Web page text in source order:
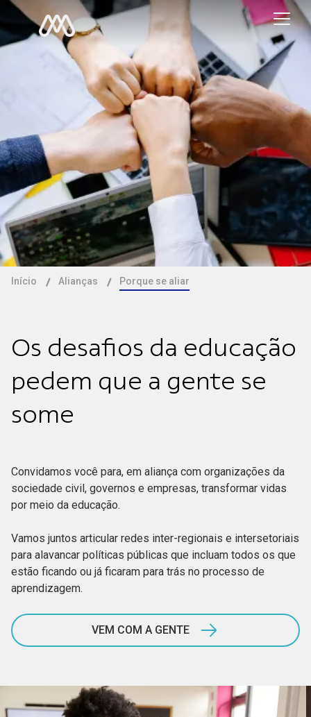
Início Alianças Porque se aliar
Os desafios da educação
pedem que a gente se
some
Convidamos você para, em aliança com organizações da
sociedade civil, governos e empresas, transformar vidas
por meio da educação.
Vamos juntos articular redes inter-regionais e intersetoriais
para alavancar políticas públicas que incluam todos os que
estão ficando ou já ficaram para trás no processo de
aprendizagem.
VEM COM A GENTE